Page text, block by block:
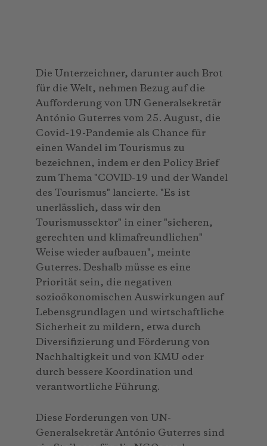
Die Unterzeichner, darunter auch Brot
für die Welt, nehmen Bezug auf die
Aufforderung von UN Generalsekretär
António Guterres vom 25. August, die
Covid-19-Pandemie als Chance für
einen Wandel im Tourismus zu
bezeichnen, indem er den Policy Brief
zum Thema "COVID-19 und der Wandel
des Tourismus" lancierte. "Es ist
unerlässlich, dass wir den
Tourismussektor" in einer "sicheren,
gerechten und klimafreundlichen"
Weise wieder aufbauen", meinte
Guterres. Deshalb müsse es eine
Priorität sein, die negativen
sozioökonomischen Auswirkungen auf
Lebensgrundlagen und wirtschaftliche
Sicherheit zu mildern, etwa durch
Diversifizierung und Förderung von
Nachhaltigkeit und von KMU oder
durch bessere Koordination und
verantwortliche Führung.
Diese Forderungen von UN-
Generalsekretär António Guterres sind